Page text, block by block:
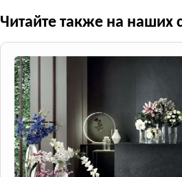
Читайте также на наших